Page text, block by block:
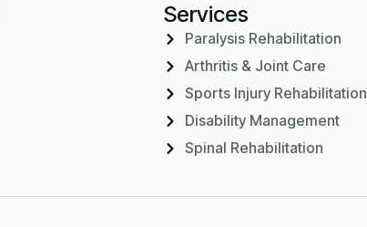
Services
Paralysis Rehabilitation
Arthritis & Joint Care
Sports Injury Rehabilitation
Disability Management
Spinal Rehabilitation